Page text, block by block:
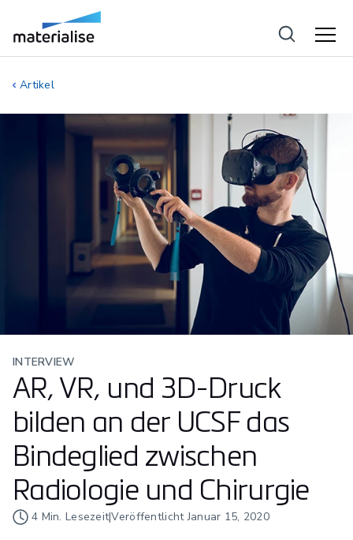
Artikel
INTERVIEW
AR, VR, und 3D-Druck
bilden an der UCSF das
Bindeglied zwischen
Radiologie und Chirurgie
4 Min. Lesezeit|Veröffentlicht Januar 15, 2020